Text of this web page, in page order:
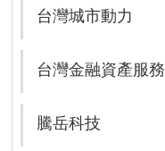
台灣城市動力
台灣金融資產服務
騰岳科技